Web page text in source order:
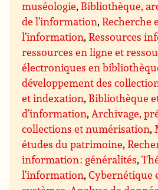
muséologie, Bibliothèque,
de l’information,Recherche
l’information,Ressources
ressources en ligne et
électroniques en
développement des
et indexation, Bibliothèque
d’information,Archivage,
collections et numérisation,
études du patrimoine,
information : généralités,
l’information,Cybernétique